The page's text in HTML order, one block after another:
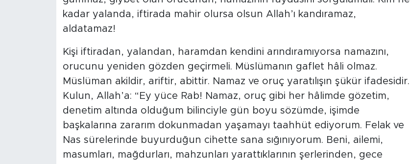
kadar yalanda, iftirada mahir olursa olsun Allah’ı kandıramaz,
aldatamaz!
Kişi iftiradan, yalandan, haramdan kendini arındıramıyorsa namazını,
orucunu yeniden gözden geçirmeli. Müslümanın gaflet hâli olmaz.
Müslüman akildir, ariftir, abittir. Namaz ve oruç yaratılışın şükür ifadesidir.
Kulun, Allah’a: “Ey yüce Rab! Namaz, oruç gibi her hâlimde gözetim,
denetim altında olduğum bilinciyle gün boyu sözümde, işimde
başkalarına zararım dokunmadan yaşamayı taahhüt ediyorum. Felak ve
Nas sürelerinde buyurduğun cihette sana sığınıyorum. Beni, ailemi,
masumları, mağdurları, mahzunları yarattıklarının şerlerinden, gece